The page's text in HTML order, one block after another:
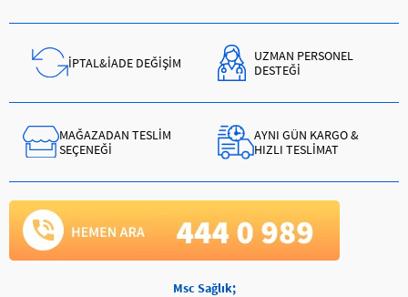
İPTAL&İADE DEĞİŞİM
UZMAN PERSONEL
DESTEĞİ
MAĞAZADAN TESLİM
SEÇENEĞİ
AYNI GÜN KARGO &
HIZLI TESLİMAT
Msc Sağlık;